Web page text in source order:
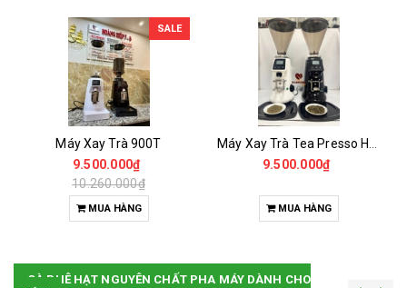
SALE
Máy Xay Trà 900T
9.500.000₫
10.260.000₫
MUA HÀNG
9.500.000₫
MUA HÀNG
CÀ PHÊ HẠT NGUYÊN CHẤT PHA MÁY DÀNH CHO